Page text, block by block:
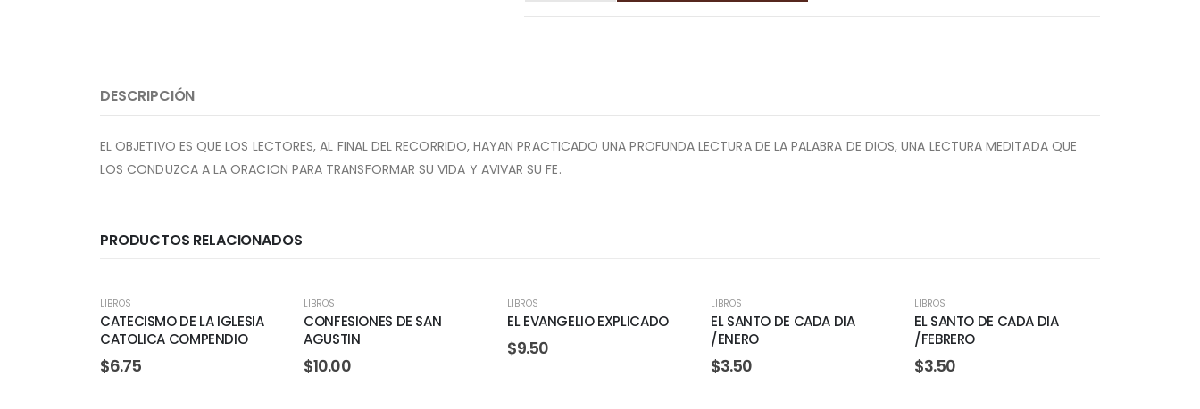
DESCRIPCIÓN
EL OBJETIVO ES QUE LOS LECTORES, AL FINAL DEL RECORRIDO, HAYAN PRACTICADO UNA PROFUNDA LECTURA DE LA PALABRA DE DIOS, UNA LECTURA MEDITADA QUE
LOS CONDUZCA A LA ORACION PARA TRANSFORMAR SU VIDA Y AVIVAR SU FE.
PRODUCTOS RELACIONADOS
LIBROS
CATECISMO DE LA IGLESIA
CATOLICA COMPENDIO
$6.75
LIBROS
CONFESIONES DE SAN
AGUSTIN
$10.00
LIBROS
EL EVANGELIO EXPLICADO
$9.50
LIBROS
EL SANTO DE CADA DIA
/ENERO
$3.50
LIBROS
EL SANTO DE CADA DIA
/FEBRERO
$3.50